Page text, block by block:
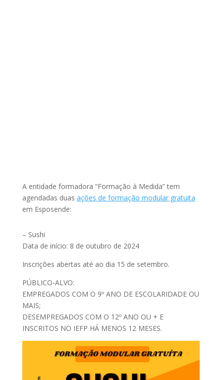
A entidade formadora “Formação à Medida” tem
agendadas duas ações de formação modular gratuita
em Esposende:
– Sushi
Data de início: 8 de outubro de 2024
Inscrições abertas até ao dia 15 de setembro.
PÚBLICO-ALVO:
EMPREGADOS COM O 9º ANO DE ESCOLARIDADE OU
MAIS;
DESEMPREGADOS COM O 12º ANO OU + E
INSCRITOS NO IEFP HÁ MENOS 12 MESES.